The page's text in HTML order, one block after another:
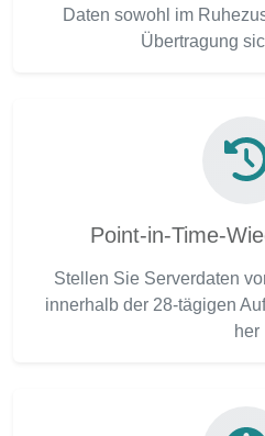
Daten sowohl im
Übertragung
Point-in-Time-
Stellen Sie Serverdaten
innerhalb der 28-tägigen
her